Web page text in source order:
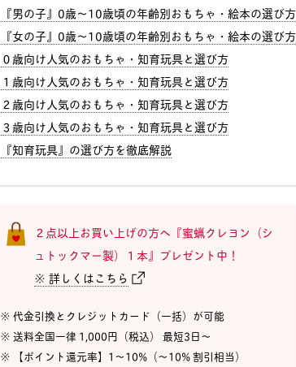
『男の子』0歳〜10歳頃の年齢別おもちゃ・絵本の選び方
『女の子』0歳〜10歳頃の年齢別おもちゃ・絵本の選び方
０歳向け人気のおもちゃ・知育玩具と選び方
１歳向け人気のおもちゃ・知育玩具と選び方
２歳向け人気のおもちゃ・知育玩具と選び方
３歳向け人気のおもちゃ・知育玩具と選び方
『知育玩具』の選び方を徹底解説
２点以上お買い上げの方へ『蜜蝋クレヨン（シ
ュトックマー製）１本』プレゼント中！
※ 詳しくはこちら
※ 代金引換とクレジットカード（一括）が可能
※ 送料全国一律 1,000円（税込） 最短3日〜
※ 【ポイント還元率】1〜10%（〜10% 割引相当）